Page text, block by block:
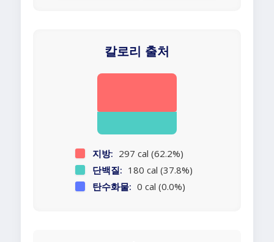
칼로리 출처
지방: 297 cal (62.2%)
단백질: 180 cal (37.8%)
탄수화물: 0 cal (0.0%)